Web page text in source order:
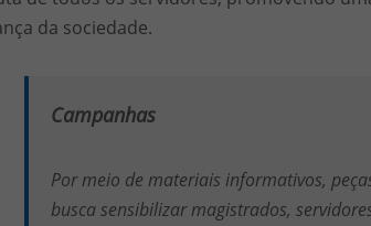
da sociedade.
Campanhas
Por meio de materiais informativos,
busca sensibilizar magistrados,